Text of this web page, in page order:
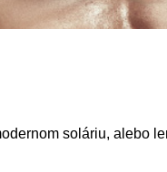
soláriu, alebo